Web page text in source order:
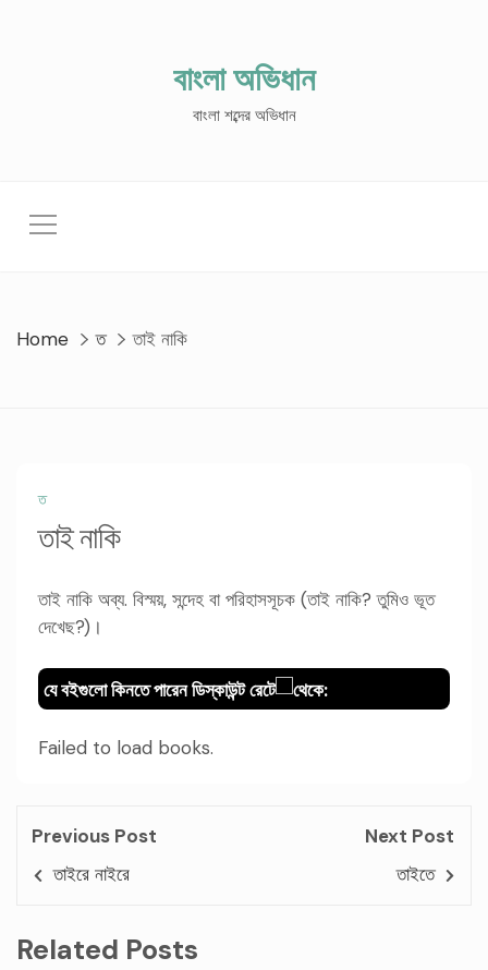
বাংলা অভিধান
বাংলা শব্দের অভিধান
Home ত তাই নাকি
ত
তাই নাকি
তাই নাকি অব্য. বিস্ময়, সন্দেহ বা পরিহাসসূচক (তাই নাকি? তুমিও ভূত
দেখেছ?)।
যে বইগুলো কিনতে পারেন ডিস্কাউন্ট রেটে থেকে:
Failed to load books.
Previous Post
তাইরে নাইরে
Next Post
তাইতে
Related Posts